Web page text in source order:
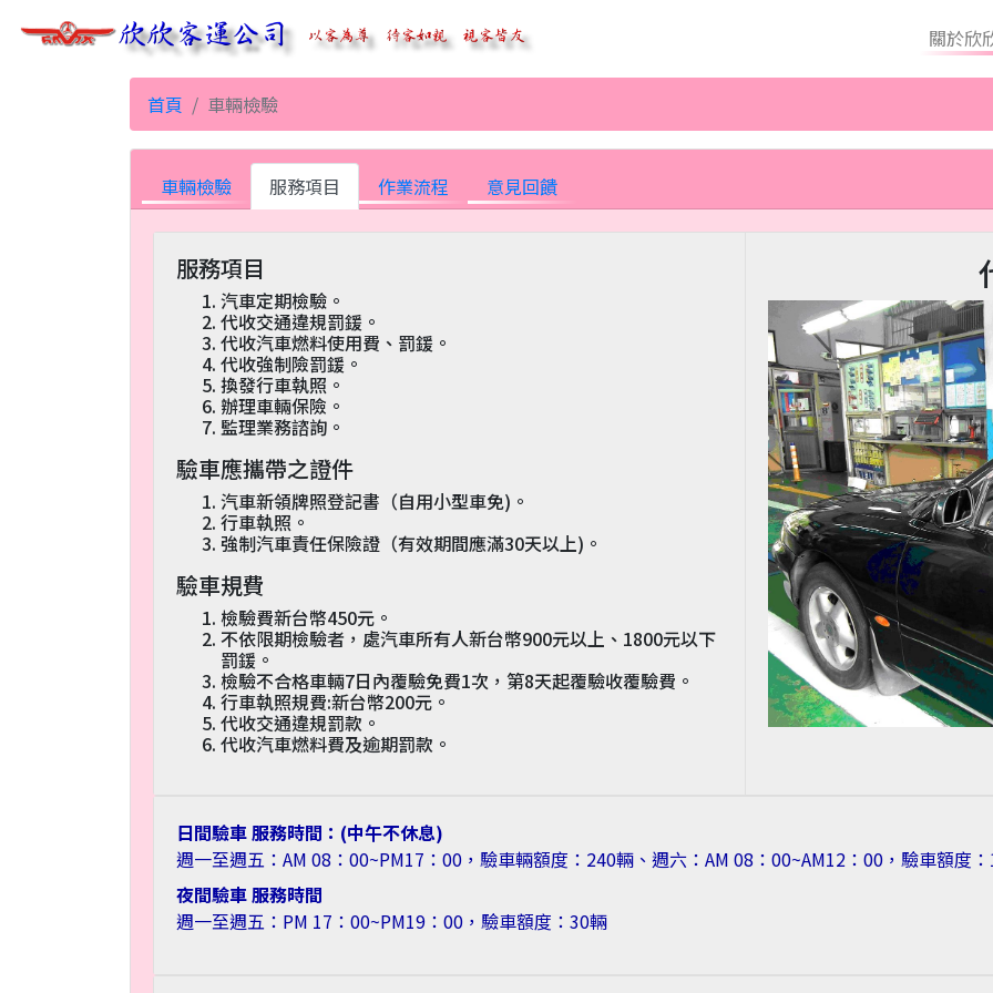
關於欣
首頁 車輛檢驗
車輛檢驗 服務項目 作業流程 意見回饋
服務項目
汽車定期檢驗。
代收交通違規罰鍰。
代收汽車燃料使用費、罰鍰。
代收強制險罰鍰。
換發行車執照。
辦理車輛保險。
監理業務諮詢。
驗車應攜帶之證件
汽車新領牌照登記書（自用小型車免)。
行車執照。
強制汽車責任保險證（有效期間應滿30天以上)。
驗車規費
檢驗費新台幣450元。
不依限期檢驗者，處汽車所有人新台幣900元以上、1800元以下
罰鍰。
檢驗不合格車輛7日內覆驗免費1次，第8天起覆驗收覆驗費。
行車執照規費:新台幣200元。
代收交通違規罰款。
代收汽車燃料費及逾期罰款。
日間驗車 服務時間：(中午不休息)
週一至週五：AM 08：00~PM17：00，驗車輛額度：240輛、週六：AM 08：00~AM12：00，驗車額度
夜間驗車 服務時間
週一至週五：PM 17：00~PM19：00，驗車額度：30輛